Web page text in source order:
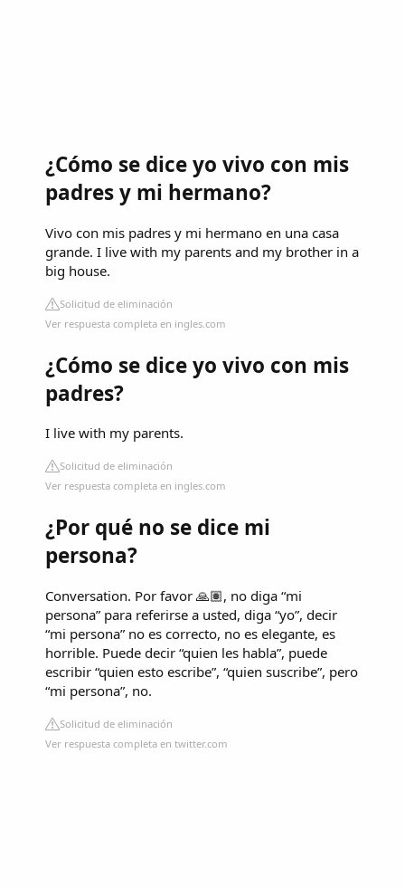
¿Cómo se dice yo vivo con mis
padres y mi hermano?
Vivo con mis padres y mi hermano en una casa
grande. I live with my parents and my brother in a
big house.
Solicitud de eliminación
Ver respuesta completa en ingles.com
¿Cómo se dice yo vivo con mis
padres?
I live with my parents.
Solicitud de eliminación
Ver respuesta completa en ingles.com
¿Por qué no se dice mi
persona?
Conversation. Por favor 🙏🏽, no diga “mi
persona” para referirse a usted, diga “yo”, decir
“mi persona” no es correcto, no es elegante, es
horrible. Puede decir “quien les habla”, puede
escribir “quien esto escribe”, “quien suscribe”, pero
“mi persona”, no.
Solicitud de eliminación
Ver respuesta completa en twitter.com